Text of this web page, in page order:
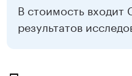
Записаться
В стоимость входит
результатов